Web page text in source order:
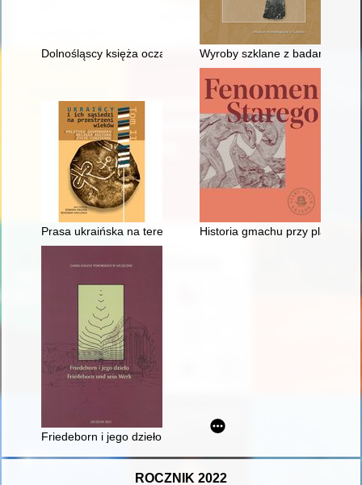
Dolnośląscy księża oczami bezpieki : rozpracowanie
Wyroby szklane z badań
Prasa ukraińska na terenie Chełmszczyzny i Podlasia w
Historia gmachu przy placu
Friedeborn i jego dzieło = Friedeborn und sein Werk : praca
ROCZNIK 2022